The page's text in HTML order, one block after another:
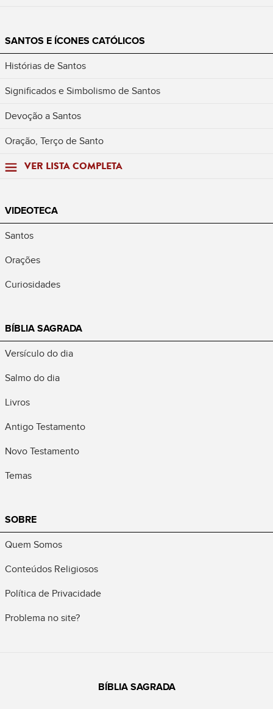
SANTOS E ÍCONES CATÓLICOS
Histórias de Santos
Significados e Simbolismo de Santos
Devoção a Santos
Oração, Terço de Santo
VER LISTA COMPLETA
VIDEOTECA
Santos
Orações
Curiosidades
BÍBLIA SAGRADA
Versículo do dia
Salmo do dia
Livros
Antigo Testamento
Novo Testamento
Temas
SOBRE
Quem Somos
Conteúdos Religiosos
Política de Privacidade
Problema no site?
BÍBLIA SAGRADA